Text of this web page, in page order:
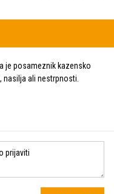
je posameznik kazensko
nasilja ali nestrpnosti.